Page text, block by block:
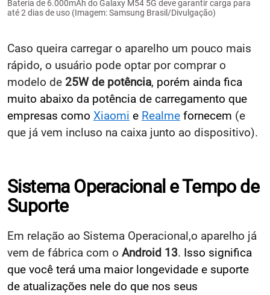
Bateria de 6.000mAh do Galaxy M54 5G deve garantir carga para
até 2 dias de uso (Imagem: Samsung Brasil/Divulgação)
Caso queira carregar o aparelho um pouco mais
rápido, o usuário pode optar por comprar o
modelo de 25W de potência, porém ainda fica
muito abaixo da potência de carregamento que
empresas como Xiaomi e Realme fornecem (e
que já vem incluso na caixa junto ao dispositivo).
Sistema Operacional e Tempo de
Suporte
Em relação ao Sistema Operacional,o aparelho já
vem de fábrica com o Android 13. Isso significa
que você terá uma maior longevidade e suporte
de atualizações nele do que nos seus